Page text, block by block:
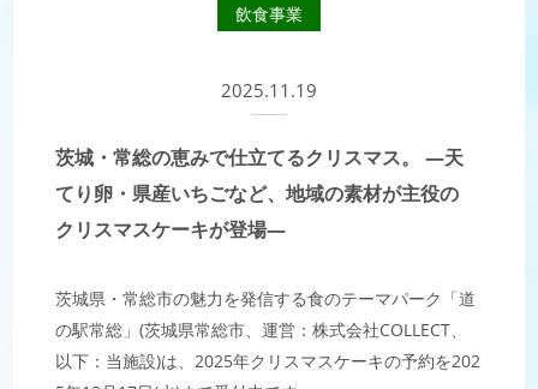
飲食事業
2025.11.19
茨城・常総の恵みで仕立てるクリスマス。 ―天
てり卵・県産いちごなど、地域の素材が主役の
クリスマスケーキが登場―
茨城県・常総市の魅力を発信する食のテーマパーク「道
の駅常総」(茨城県常総市、運営：株式会社COLLECT、
以下：当施設)は、2025年クリスマスケーキの予約を202